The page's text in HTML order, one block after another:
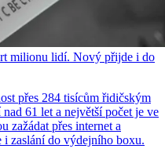
milionu lidí. Nový přijde i do
přes 284 tisícům řidičským
61 let a největší počet je ve
zažádat přes internet a
i zaslání do výdejního boxu.